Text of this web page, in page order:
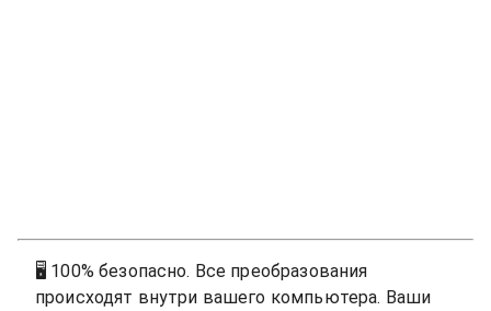
🖥 100% безопасно. Все преобразования
происходят внутри вашего компьютера. Ваши